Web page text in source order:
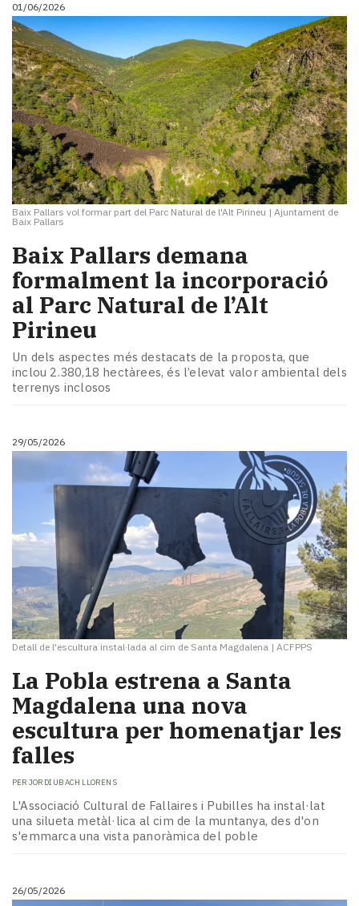
01/06/2026
Baix Pallars vol formar part del Parc Natural de l'Alt Pirineu | Ajuntament de
Baix Pallars
Baix Pallars demana
formalment la incorporació
al Parc Natural de l’Alt
Pirineu
Un dels aspectes més destacats de la proposta, que
inclou 2.380,18 hectàrees, és l’elevat valor ambiental dels
terrenys inclosos
29/05/2026
Detall de l'escultura instal·lada al cim de Santa Magdalena | ACFPPS
La Pobla estrena a Santa
Magdalena una nova
escultura per homenatjar les
falles
PER JORDI UBACH LLORENS
L'Associació Cultural de Fallaires i Pubilles ha instal·lat
una silueta metàl·lica al cim de la muntanya, des d'on
s'emmarca una vista panoràmica del poble
26/05/2026